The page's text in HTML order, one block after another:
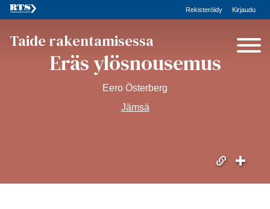
Rekisteröidy Kirjaudu
Taide rakentamisessa
Eräs ylösnousemus
Eero Österberg
Jämsä